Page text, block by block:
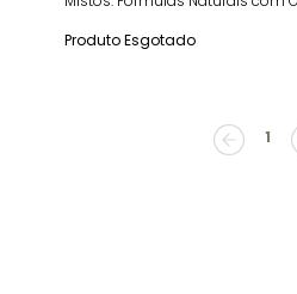
Produto Esgotado
1